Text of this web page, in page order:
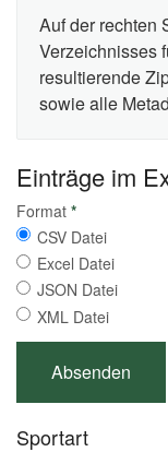
Auf der rechten
Verzeichnisses
resultierende
sowie alle
Einträge im
Format *
CSV Datei
Excel Datei
JSON Datei
XML Datei
Sportart